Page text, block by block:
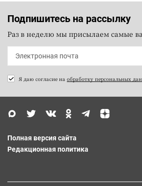
Подпишитесь на рассылку
Раз в неделю мы присылаем самые
Я даю согласие на обработку персональных
Полная версия сайта
Редакционная политика